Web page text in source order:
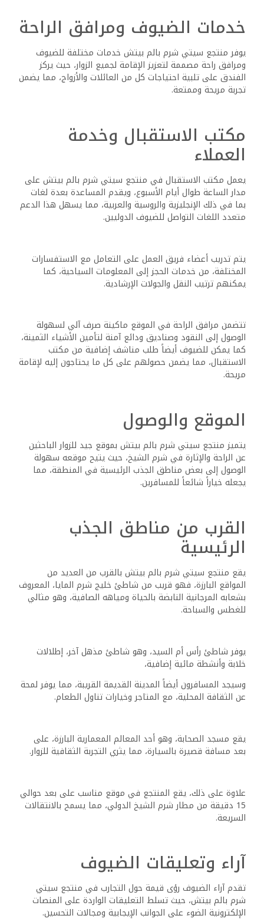
خدمات الضيوف ومرافق الراحة
يوفر منتجع سيتي شرم بالم بيتش خدمات مختلفة للضيوف
ومرافق راحة مصممة لتعزيز الإقامة لجميع الزوار، حيث يركز
الفندق على تلبية احتياجات كل من العائلات والأزواج، مما يضمن
تجربة مريحة وممتعة.
مكتب الاستقبال وخدمة
العملاء
يعمل مكتب الاستقبال في منتجع سيتي شرم بالم بيتش على
مدار الساعة طوال أيام الأسبوع، ويقدم المساعدة بعدة لغات
بما في ذلك الإنجليزية والروسية والعربية، مما يسهل هذا الدعم
متعدد اللغات التواصل للضيوف الدوليين.
يتم تدريب أعضاء فريق العمل على التعامل مع الاستفسارات
المختلفة، من خدمات الحجز إلى المعلومات السياحية، كما
يمكنهم ترتيب النقل والجولات الإرشادية.
تتضمن مرافق الراحة في الموقع ماكينة صرف آلي لسهولة
الوصول إلى النقود وصناديق ودائع آمنة لتأمين الأشياء الثمينة،
كما يمكن للضيوف أيضاً طلب مناشف إضافية من مكتب
الاستقبال، مما يضمن حصولهم على كل ما يحتاجون إليه لإقامة
مريحة.
الموقع والوصول
يتميز منتجع سيتي شرم بالم بيتش بموقع جيد للزوار الباحثين
عن الراحة والإثارة في شرم الشيخ، حيث يتيح موقعه سهولة
الوصول إلى بعض مناطق الجذب الرئيسية في المنطقة، مما
يجعله خياراً شائعاً للمسافرين.
القرب من مناطق الجذب
الرئيسية
يقع منتجع سيتي شرم بالم بيتش بالقرب من العديد من
المواقع البارزة، فهو قريب من شاطئ خليج شرم المايا، المعروف
بشعابه المرجانية النابضة بالحياة ومياهه الصافية، وهو مثالي
للغطس والسباحة.
يوفر شاطئ رأس أم السيد، وهو شاطئ مذهل آخر، إطلالات
خلابة وأنشطة مائية إضافية،
وسيجد المسافرون أيضاً المدينة القديمة القريبة، مما يوفر لمحة
عن الثقافة المحلية، مع المتاجر وخيارات تناول الطعام.
يقع مسجد الصحابة، وهو أحد المعالم المعمارية البارزة، على
بعد مسافة قصيرة بالسيارة، مما يثري التجربة الثقافية للزوار.
علاوة على ذلك، يقع المنتجع في موقع مناسب على بعد حوالي
15 دقيقة من مطار شرم الشيخ الدولي، مما يسمح بالانتقالات
السريعة.
آراء وتعليقات الضيوف
تقدم آراء الضيوف رؤى قيمة حول التجارب في منتجع سيتي
شرم بالم بيتش، حيث تسلط التعليقات الواردة على المنصات
الإلكترونية الضوء على الجوانب الإيجابية ومجالات التحسين.